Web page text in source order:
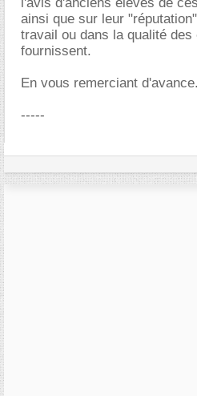
ainsi que sur leur
travail ou dans la qualité des
fournissent.
En vous remerciant d'avance.
-----